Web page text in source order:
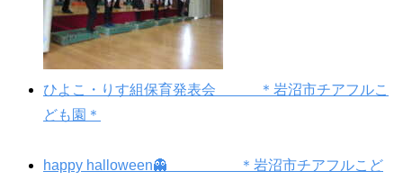
ひよこ・りす組保育発表会 ＊岩沼市チアフルこ
ども園＊
happy halloween👻 ＊岩沼市チアフルこど